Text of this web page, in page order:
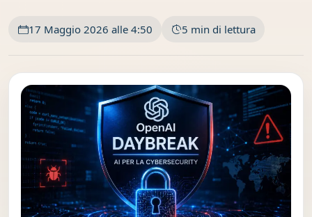
17 Maggio 2026 alle 4:50 5 min di lettura